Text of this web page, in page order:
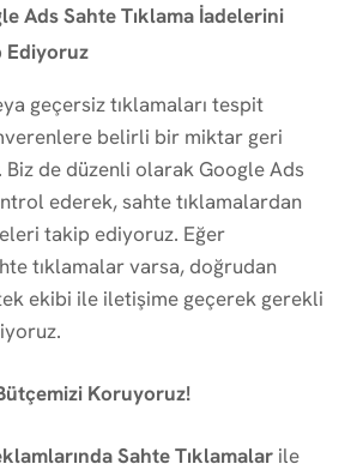
Ads Sahte Tıklama İadelerini
Ediyoruz
geçersiz tıklamaları tespit
belirli bir miktar geri
de düzenli olarak Google Ads
ederek, sahte tıklamalardan
takip ediyoruz. Eğer
tıklamalar varsa, doğrudan
ekibi ile iletişime geçerek gerekli
Koruyoruz!
Sahte Tıklamalar ile